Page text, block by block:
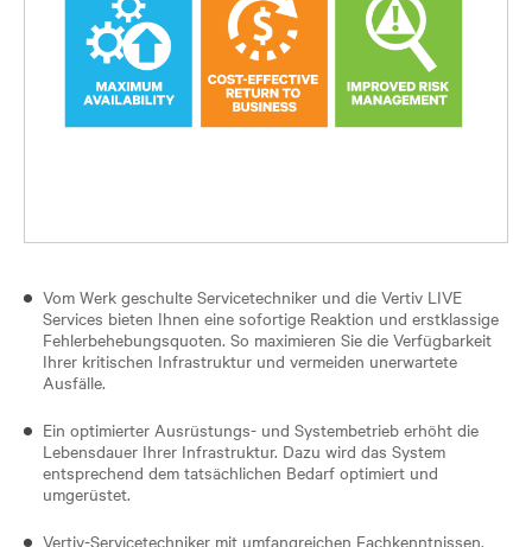
Vom Werk geschulte Servicetechniker und die Vertiv LIVE
Services bieten Ihnen eine sofortige Reaktion und erstklassige
Fehlerbehebungsquoten. So maximieren Sie die Verfügbarkeit
Ihrer kritischen Infrastruktur und vermeiden unerwartete
Ausfälle.
Ein optimierter Ausrüstungs- und Systembetrieb erhöht die
Lebensdauer Ihrer Infrastruktur. Dazu wird das System
entsprechend dem tatsächlichen Bedarf optimiert und
umgerüstet.
Vertiv-Servicetechniker mit umfangreichen Fachkenntnissen,